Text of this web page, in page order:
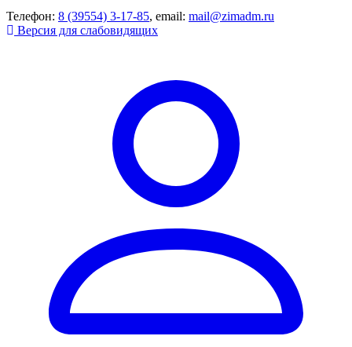
Телефон: 8 (39554) 3-17-85, email: mail@zimadm.ru
Версия для слабовидящих